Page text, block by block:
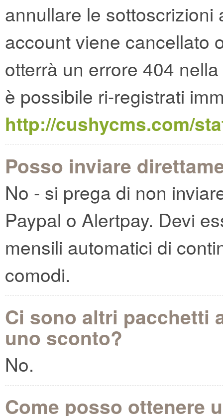
annullare le sottoscrizioni
account viene cancellato
otterrà un errore 404
è possibile ri-registrati
http://cushycms.com/
Posso inviare
No - si prega di non
Paypal o Alertpay. Devi
mensili automatici di
comodi.
Ci sono altri pacchetti
uno sconto?
No.
Come posso ottenere